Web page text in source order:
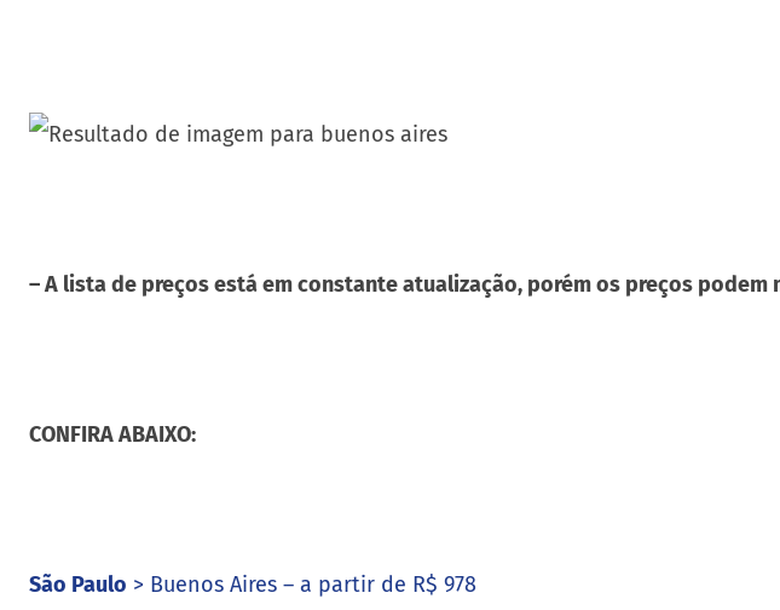
– A lista de preços está em constante atualização, porém os preços
CONFIRA ABAIXO:
São Paulo > Buenos Aires – a partir de R$ 978